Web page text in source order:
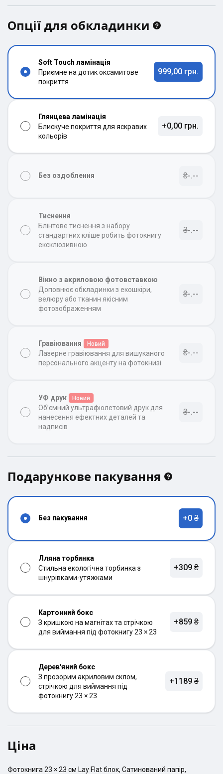
Опції для обкладинки
Soft Touch ламінація
Приємне на дотик оксамитове
покриття
999,00 грн.
Глянцева ламінація
Блискуче покриття для яскравих
кольорів
+0,00 грн.
Без оздоблення ₴-.--
Тиснення
Блінтове тиснення з набору
стандартних кліше робить фотокнигу
ексклюзивною
₴-.--
Вікно з акриловою фотовставкою
Доповнює обкладинки з екошкіри,
велюру або тканин якісним
фотозображенням
₴-.--
Гравіювання Новий
Лазерне гравіювання для вишуканого
персонального акценту на фотокнизі
₴-.--
УФ друк Новий
Об’ємний ультрафіолетовий друк для
нанесення ефектних деталей та
надписів
₴-.--
Подарункове пакування
Без пакування +0 ₴
Лляна торбинка
Стильна екологічна торбинка з
шнурівками-утяжками
+309 ₴
Картонний бокс
З кришкою на магнітах та стрічкою
для виймання під фотокнигу 23 × 23
+859 ₴
Дерев'яний бокс
З прозорим акриловим склом,
стрічкою для виймання під
фотокнигу 23 × 23
+1189 ₴
Ціна
Фотокнига 23 × 23 см Lay Flatблок, Сатинований папір,